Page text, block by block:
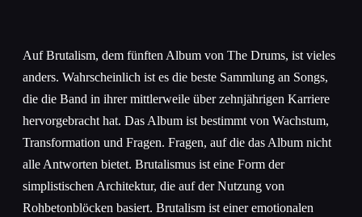
Auf Brutalism, dem fünften Album von The Drums, ist vieles
anders. Wahrscheinlich ist es die beste Sammlung an Songs,
die die Band in ihrer mittlerweile über zehnjährigen Karriere
hervorgebracht hat. Das Album ist bestimmt von Wachstum,
Transformation und Fragen. Fragen, auf die das Album nicht
alle Antworten bietet. Brutalismus ist eine Form der
simplistischen Architektur, die auf der Nutzung von
Rohbetonblöcken basiert. Brutalism ist einer emotionalen